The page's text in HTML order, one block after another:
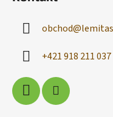
obchod@
+421 918 211 037